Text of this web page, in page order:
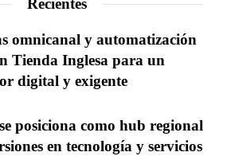
Recientes
omnicanal y automatización
Tienda Inglesa para un
digital y exigente
posiciona como hub regional
en tecnología y servicios